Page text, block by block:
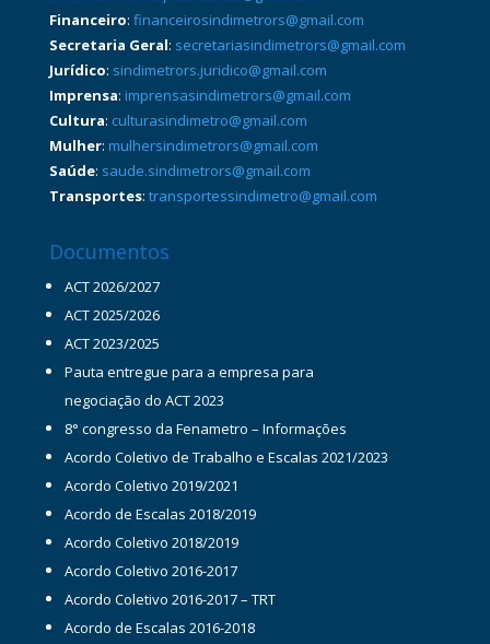
Financeiro: financeirosindimetrors@gmail.com
Secretaria Geral: secretariasindimetrors@gmail.com
Jurídico: sindimetrors.juridico@gmail.com
Imprensa: imprensasindimetrors@gmail.com
Cultura: culturasindimetro@gmail.com
Mulher: mulhersindimetrors@gmail.com
Saúde: saude.sindimetrors@gmail.com
Transportes: transportessindimetro@gmail.com
Documentos
ACT 2026/2027
ACT 2025/2026
ACT 2023/2025
Pauta entregue para a empresa para
negociação do ACT 2023
8° congresso da Fenametro – Informações
Acordo Coletivo de Trabalho e Escalas 2021/2023
Acordo Coletivo 2019/2021
Acordo de Escalas 2018/2019
Acordo Coletivo 2018/2019
Acordo Coletivo 2016-2017
Acordo Coletivo 2016-2017 – TRT
Acordo de Escalas 2016-2018